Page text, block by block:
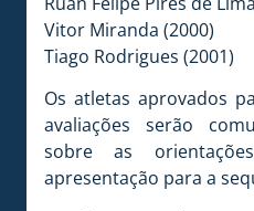
Vitor Miranda (2000)
Tiago Rodrigues (2001)
Os atletas aprovados
avaliações serão
sobre as
apresentação para a